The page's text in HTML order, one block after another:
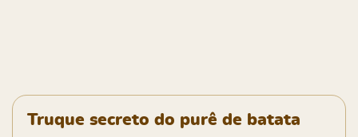
Truque secreto do purê de batata